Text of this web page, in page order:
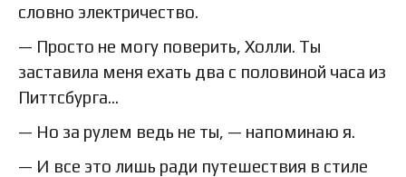
словно электричество.
— Просто не могу поверить, Холли. Ты
заставила меня ехать два с половиной часа из
Питтсбурга…
— Но за рулем ведь не ты, — напоминаю я.
— И все это лишь ради путешествия в стиле